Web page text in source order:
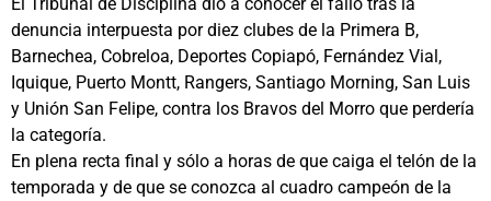
denuncia interpuesta por diez clubes de la Primera B,
Barnechea, Cobreloa, Deportes Copiapó, Fernández Vial,
Iquique, Puerto Montt, Rangers, Santiago Morning, San Luis
y Unión San Felipe, contra los Bravos del Morro que perdería
la categoría.
En plena recta final y sólo a horas de que caiga el telón de la
temporada y de que se conozca al cuadro campeón de la